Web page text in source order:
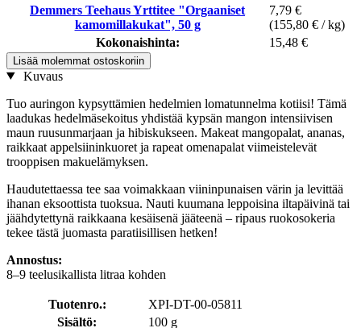
Demmers Teehaus Yrttitee "Orgaaniset
kamomillakukat", 50 g
7,79 €
(155,80 € / kg)
Kokonaishinta:
15,48 €
Lisää molemmat ostoskoriin
Kuvaus
Tuo auringon kypsyttämien hedelmien lomatunnelma kotiisi! Tämä
laadukas hedelmäsekoitus yhdistää kypsän mangon intensiivisen
maun ruusunmarjaan ja hibiskukseen. Makeat mangopalat, ananas,
raikkaat appelsiininkuoret ja rapeat omenapalat viimeistelevät
trooppisen makuelämyksen.
Haudutettaessa tee saa voimakkaan viininpunaisen värin ja levittää
ihanan eksoottista tuoksua. Nauti kuumana leppoisina iltapäivinä tai
jäähdytettynä raikkaana kesäisenä jääteenä – ripaus ruokosokeria
tekee tästä juomasta paratiisillisen hetken!
Annostus:
8–9 teelusikallista litraa kohden
Tuotenro.:
XPI-DT-00-05811
Sisältö:
100 g